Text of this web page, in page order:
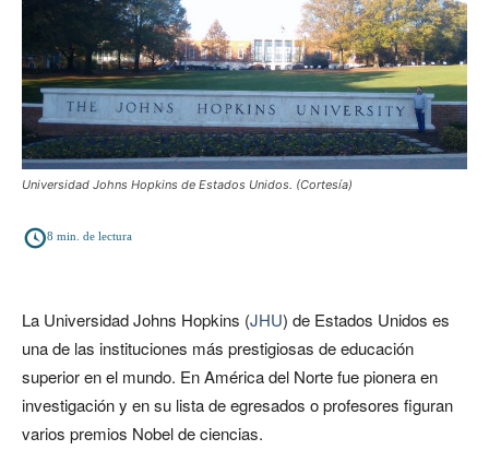
Universidad Johns Hopkins de Estados Unidos. (Cortesía)
8 min. de lectura
La Universidad Johns Hopkins (JHU) de Estados Unidos es
una de las instituciones más prestigiosas de educación
superior en el mundo. En América del Norte fue pionera en
investigación y en su lista de egresados o profesores figuran
varios premios Nobel de ciencias.